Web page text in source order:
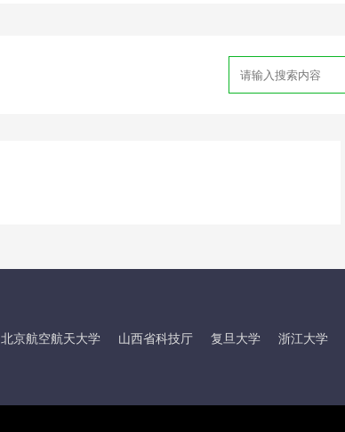
北京航空航天大学 山西省科技厅 复旦大学 浙江大学